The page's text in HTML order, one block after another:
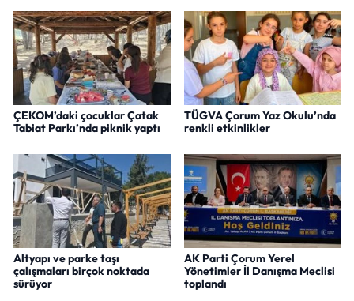
ÇEKOM’daki çocuklar Çatak
Tabiat Parkı’nda piknik yaptı
TÜGVA Çorum Yaz Okulu’nda
renkli etkinlikler
Altyapı ve parke taşı
çalışmaları birçok noktada
sürüyor
AK Parti Çorum Yerel
Yönetimler İl Danışma Meclisi
toplandı